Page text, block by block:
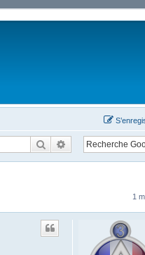
RechercherRecherche
1